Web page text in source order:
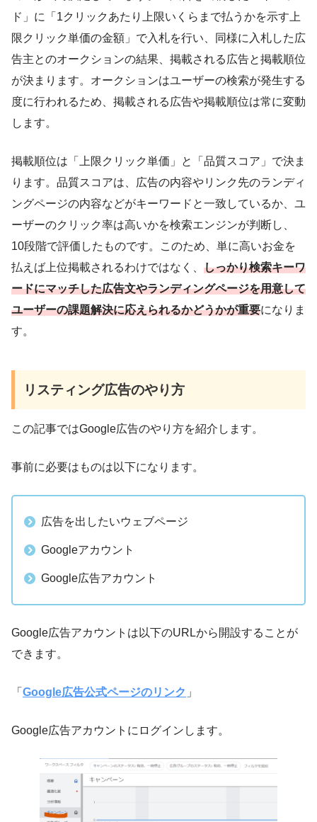
ド」に「1クリックあたり上限いくらまで払うかを示す上
限クリック単価の金額」で入札を行い、同様に入札した広
告主とのオークションの結果、掲載される広告と掲載順位
が決まります。オークションはユーザーの検索が発生する
度に行われるため、掲載される広告や掲載順位は常に変動
します。
掲載順位は「上限クリック単価」と「品質スコア」で決ま
ります。品質スコアは、広告の内容やリンク先のランディ
ングページの内容などがキーワードと一致しているか、ユ
ーザーのクリック率は高いかを検索エンジンが判断し、
10段階で評価したものです。このため、単に高いお金を
払えば上位掲載されるわけではなく、 しっかり検索キーワ
ードにマッチした広告文やランディングページを用意して
ユーザーの課題解決に応えられるかどうかが重要になりま
す。
リスティング広告のやり方
この記事ではGoogle広告のやり方を紹介します。
事前に必要はものは以下になります。
広告を出したいウェブページ
Googleアカウント
Google広告アカウント
Google広告アカウントは以下のURLから開設することが
できます。
「 Google広告公式ページのリンク 」
Google広告アカウントにログインします。